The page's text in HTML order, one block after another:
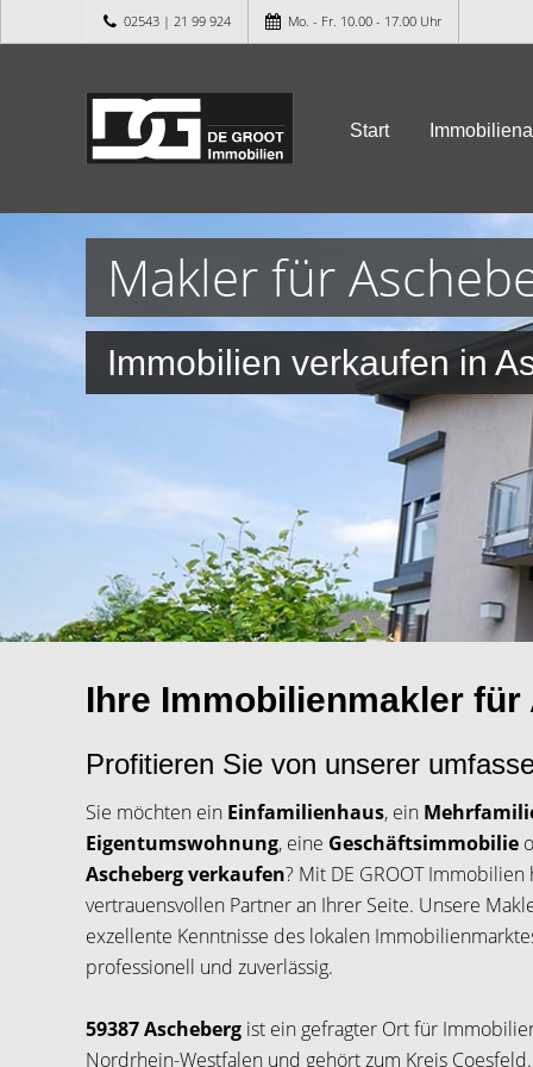
02543 | 21 99 924 Mo. - Fr. 10.00 - 17.00 Uhr
Start
Makler für
Immobilien verkaufen in
Ihre Immobilienmakler für
Profitieren Sie von unserer
Sie möchten ein Einfamilienhaus, ein
Eigentumswohnung, eine Geschäftsimmobilie
Ascheberg verkaufen? Mit DE GROOT
vertrauensvollen Partner an Ihrer Seite. Unsere
exzellente Kenntnisse des lokalen
professionell und zuverlässig.
59387 Ascheberg ist ein gefragter Ort für
Nordrhein-Westfalen und gehört zum Kreis